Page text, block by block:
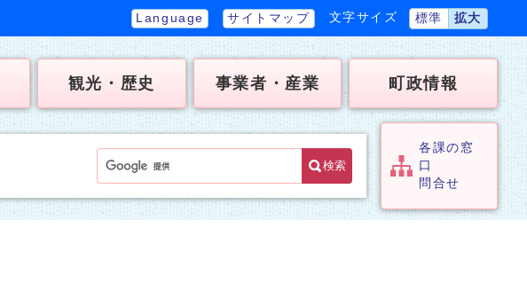
Language サイトマップ 文字サイズ 標準 拡大
観光・歴史 事業者・産業 町政情報
検索
各課の窓
口
問合せ